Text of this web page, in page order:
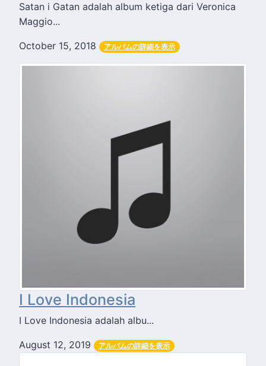
Satan i Gatan adalah album ketiga dari Veronica
Maggio...
October 15, 2018 アルバムの詳細を表示
I Love Indonesia
I Love Indonesia adalah albu...
August 12, 2019 アルバムの詳細を表示